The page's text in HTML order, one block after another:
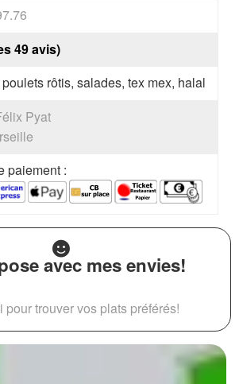
49 avis)
rôtis, salades, tex mex, halal
Pyat
paiement :
avec mes envies!
pour trouver vos plats préférés!